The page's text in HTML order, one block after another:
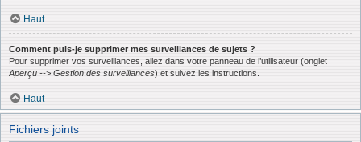
Haut
Comment puis-je supprimer mes surveillances de sujets ?
Pour supprimer vos surveillances, allez dans votre panneau de l’utilisateur (onglet
Aperçu --> Gestion des surveillances) et suivez les instructions.
Haut
Fichiers joints